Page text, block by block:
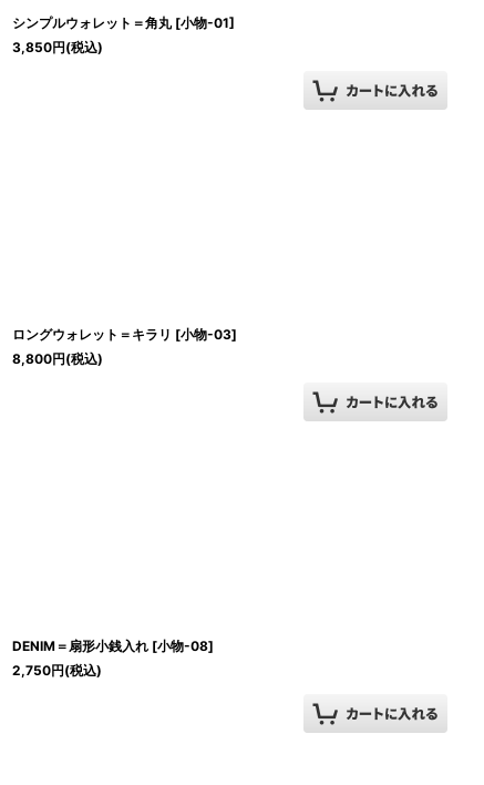
シンプルウォレット＝角丸 [小物-01]
3,850円(税込)
ロングウォレット＝キラリ [小物-03]
8,800円(税込)
DENIM＝扇形小銭入れ [小物-08]
2,750円(税込)